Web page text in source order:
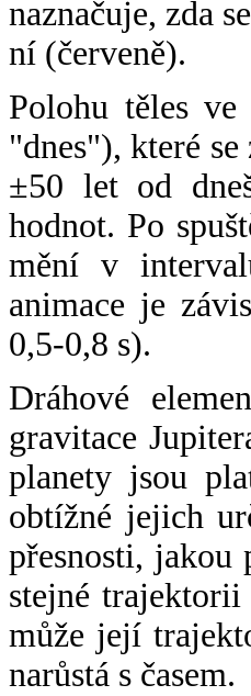
naznačuje, zda
ní (červeně).
Polohu těles
"dnes"), které
±50 let od
hodnot. Po
mění v
animace je
0,5-0,8 s).
Dráhové
gravitace
planety jsou
obtížné jejich
přesnosti, jakou
stejné
může její
narůstá s časem.